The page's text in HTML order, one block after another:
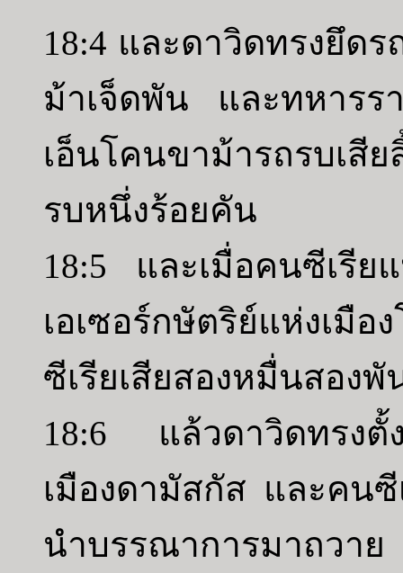
18:4 และดาวิดทรงยึด
ม้าเจ็ดพัน และทหารร
เอ็นโคนขาม้ารถรบเสี
รบหนึ่งร้อยคัน
18:5 และเมื่อคนซีเรีย
เอเซอร์กษัตริย์แห่งเมื
ซีเรียเสียสองหมื่นสอง
18:6 แล้วดาวิดทรงตั้
เมืองดามัสกัส และคน
นำบรรณาการมาถวา